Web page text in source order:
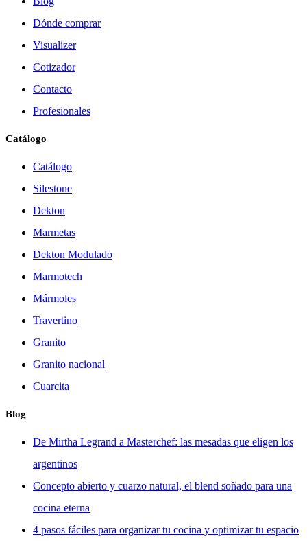
Dónde comprar
Visualizer
Cotizador
Contacto
Profesionales
Catálogo
Catálogo
Silestone
Dekton
Marmetas
Dekton Modulado
Marmotech
Mármoles
Travertino
Granito
Granito nacional
Cuarcita
Blog
De Mirtha Legrand a Masterchef: las mesadas que eligen los
argentinos
Concepto abierto y cuarzo natural, el blend soñado para una
cocina eterna
4 pasos fáciles para organizar tu cocina y optimizar tu espacio